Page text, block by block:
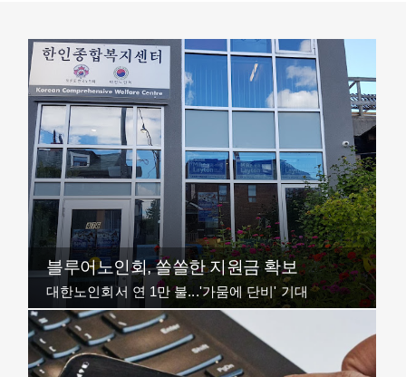
블루어노인회, 쏠쏠한 지원금 확보
대한노인회서 연 1만 불...'가뭄에 단비' 기대